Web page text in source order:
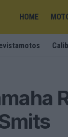
HOME